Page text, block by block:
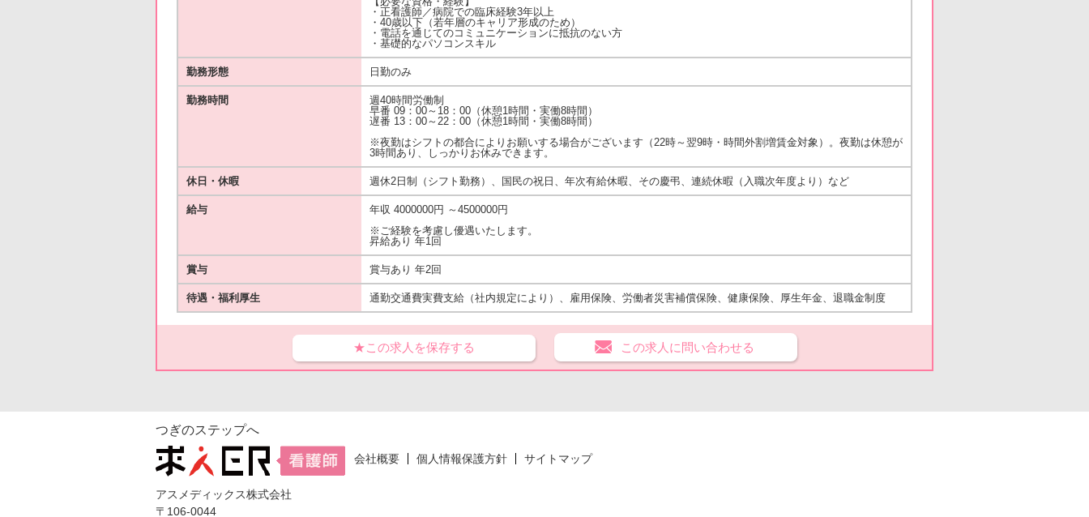
・正看護師／病院での臨床経験3年以上
・40歳以下（若年層のキャリア形成のため）
・電話を通じてのコミュニケーションに抵抗のない方
・基礎的なパソコンスキル
勤務形態 日勤のみ
勤務時間
週40時間労働制
早番 09：00～18：00（休憩1時間・実働8時間）
遅番 13：00～22：00（休憩1時間・実働8時間）
※夜勤はシフトの都合によりお願いする場合がございます（22時～翌9時・時間外割増賃金対象）。夜勤は休憩が
3時間あり、しっかりお休みできます。
休日・休暇 週休2日制（シフト勤務）、国民の祝日、年次有給休暇、その慶弔、連続休暇（入職次年度より）など
給与
年収 4000000円 ～4500000円
※ご経験を考慮し優遇いたします。
昇給あり 年1回
賞与 賞与あり 年2回
待遇・福利厚生 通勤交通費実費支給（社内規定により）、雇用保険、労働者災害補償保険、健康保険、厚生年金、退職金制度
★この求人を保存する この求人に問い合わせる
つぎのステップへ
会社概要 個人情報保護方針 サイトマップ
アスメディックス株式会社
〒106-0044